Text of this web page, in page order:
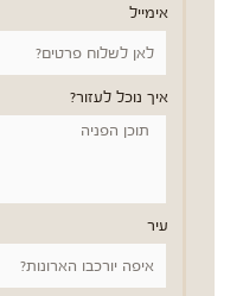
אימייל
איך נוכל לעזור?
עיר